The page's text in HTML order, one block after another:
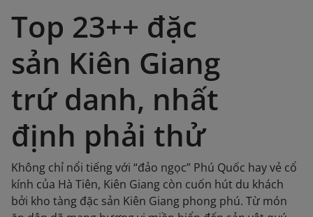
Top 23++ đặc
sản Kiên Giang
trứ danh, nhất
định phải thử
Không chỉ nổi tiếng với “đảo ngọc” Phú Quốc hay vẻ cổ
kính của Hà Tiên, Kiên Giang còn cuốn hút du khách
bởi kho tàng đặc sản Kiên Giang phong phú. Từ món